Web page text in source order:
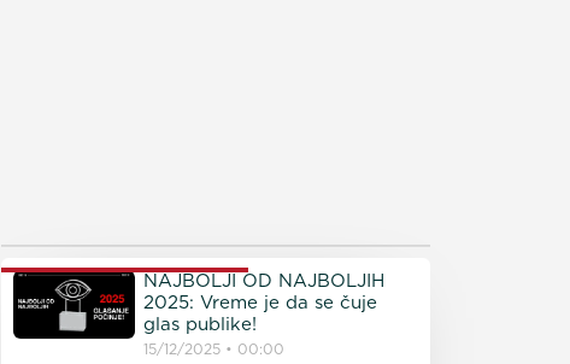
PROČITAJTE JOŠNAJBOLJI OD NAJBOLJIH
2025: Vreme je da se čuje
glas publike!
15/12/2025 00:00